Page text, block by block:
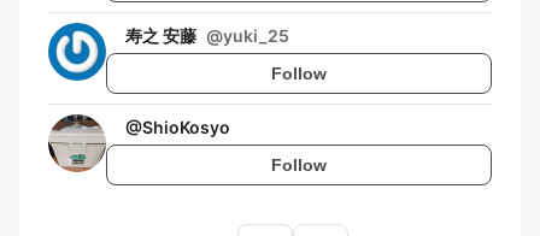
寿之 安藤 @yuki_25
Follow
@ShioKosyo
Follow